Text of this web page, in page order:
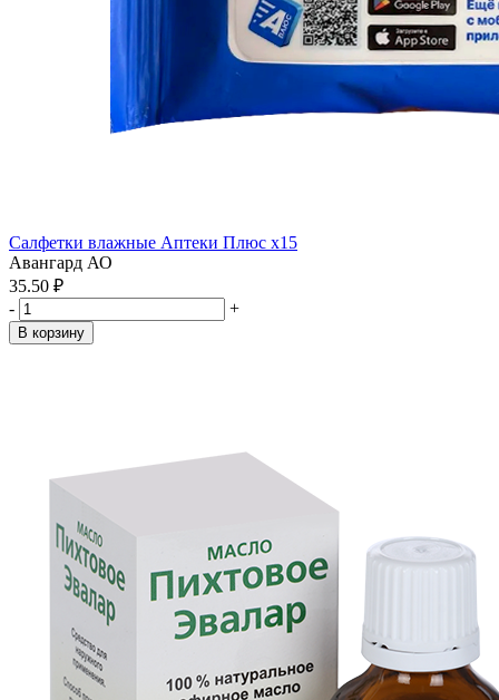
Салфетки влажные Аптеки Плюс x15
Авангард АО
35.50 ₽
-
+
В корзину